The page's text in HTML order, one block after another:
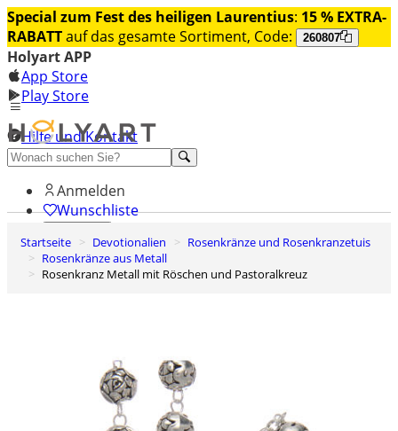
Special zum Fest des heiligen Laurentius: 15 % EXTRA-
RABATTauf das gesamte Sortiment, Code: 260807
Holyart APP
App Store
Play Store
Hilfe und Kontakt
Entdecken Sie Premium
Anmelden
Wunschliste
0
Warenkorb
Startseite Devotionalien
Rosenkränze und Rosenkranzetuis
Rosenkränze aus Metall
Rosenkranz Metall mit Röschen und Pastoralkreuz